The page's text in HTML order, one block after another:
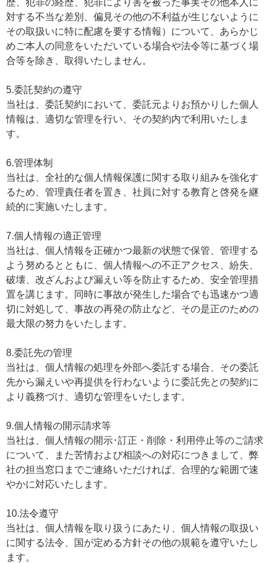
歴、犯罪の経歴、犯罪により害を被った事実その他本人に
対する不当な差別、偏見その他の不利益が生じないように
その取扱いに特に配慮を要する情報）について、あらかじ
めご本人の同意をいただいている場合や法令等に基づく場
合等を除き、取得いたしません。
5.委託契約の遵守
当社は、委託契約において、委託元よりお預かりした個人
情報は、適切な管理を行い、その契約内で利用いたしま
す。
6.管理体制
当社は、全社的な個人情報保護に関する取り組みを強化す
るため、管理責任者を置き、社員に対する教育と啓発を継
続的に実施いたします。
7.個人情報の適正管理
当社は、個人情報を正確かつ最新の状態で保管、管理する
よう努めるとともに、個人情報への不正アクセス、紛失、
破壊、改ざんおよび漏えい等を防止するため、安全管理措
置を講じます。同時に事故が発生した場合でも迅速かつ適
切に対処して、事故の再発の防止など、その是正のための
最大限の努力をいたします。
8.委託先の管理
当社は、個人情報の処理を外部へ委託する場合、その委託
先から漏えいや再提供を行わないように委託先との契約に
より義務づけ、適切な管理をいたします。
9.個人情報の開示請求等
当社は、個人情報の開示･訂正・削除・利用停止等のご請求
について、また苦情および相談への対応につきまして、弊
社の担当窓口までご連絡いただければ、合理的な範囲で速
やかに対応いたします。
10.法令遵守
当社は、個人情報を取り扱うにあたり、個人情報の取扱い
に関する法令、国が定める方針その他の規範を遵守いたし
ます。